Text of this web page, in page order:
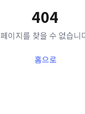
404
페이지를 찾을 수 없습니
홈으로